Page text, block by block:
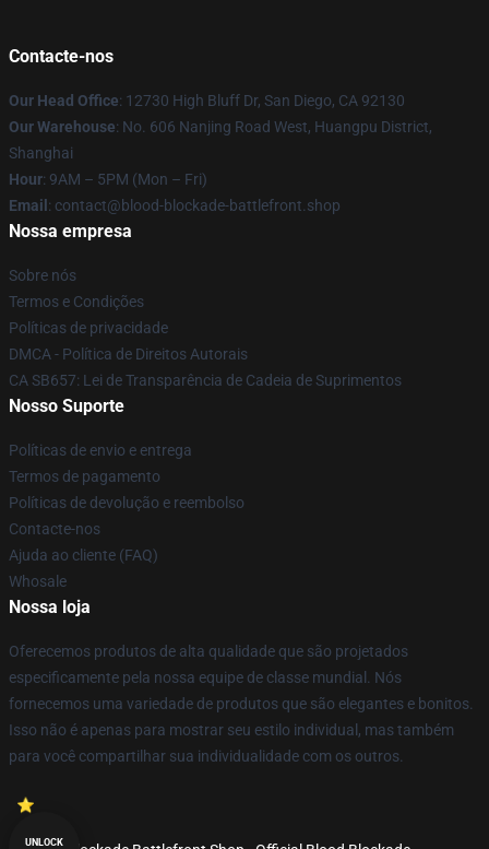
Contacte-nos
Our Head Office: 12730 High Bluff Dr, San Diego, CA 92130
Our Warehouse: No. 606 Nanjing Road West, Huangpu District,
Shanghai
Hour: 9AM – 5PM (Mon – Fri)
Email : contact@blood-blockade-battlefront.shop
Nossa empresa
Sobre nós
Termos e Condições
Políticas de privacidade
DMCA - Política de Direitos Autorais
CA SB657: Lei de Transparência de Cadeia de Suprimentos
Nosso Suporte
Políticas de envio e entrega
Termos de pagamento
Políticas de devolução e reembolso
Contacte-nos
Ajuda ao cliente (FAQ)
Whosale
Nossa loja
Oferecemos produtos de alta qualidade que são projetados
especificamente pela nossa equipe de classe mundial. Nós
fornecemos uma variedade de produtos que são elegantes e bonitos.
Isso não é apenas para mostrar seu estilo individual, mas também
para você compartilhar sua individualidade com os outros.
UNLOCK